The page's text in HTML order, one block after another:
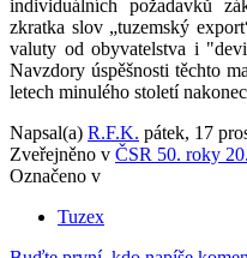
individuálních požadavků
zkratka slov „tuzemský
valuty od obyvatelstva i
Navzdory úspěšnosti těchto
letech minulého století
Napsal(a) R.F.K. pátek, 17
Zveřejněno v ČSR 50. roky
Označeno v
Tuzex